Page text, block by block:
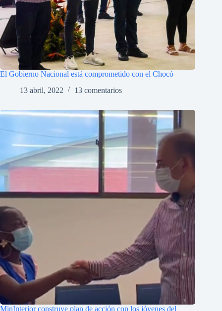
El Gobierno Nacional está comprometido con el Chocó
13 abril, 2022
13 comentarios
MinInterior construye plan de acción con los jóvenes del